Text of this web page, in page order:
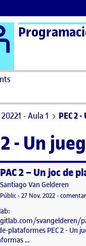
Logo Ágora
- Aula 1 PEC 2
2 - Un
Publicat per
Santiago Van Gelderen
Visibilitat:
Públic-Data de publicació
27 Nov. 202227
-
svangelderen/
plataformes PEC 2 - Un
…